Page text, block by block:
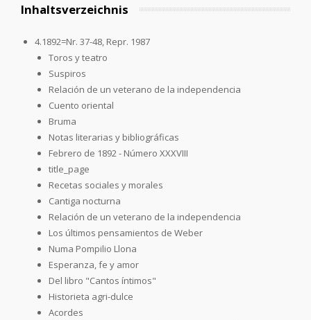
Inhaltsverzeichnis
4.1892=Nr. 37-48, Repr. 1987
Toros y teatro
Suspiros
Relación de un veterano de la independencia
Cuento oriental
Bruma
Notas literarias y bibliográficas
Febrero de 1892 - Número XXXVIII
title_page
Recetas sociales y morales
Cantiga nocturna
Relación de un veterano de la independencia
Los últimos pensamientos de Weber
Numa Pompilio Llona
Esperanza, fe y amor
Del libro "Cantos íntimos"
Historieta agri-dulce
Acordes